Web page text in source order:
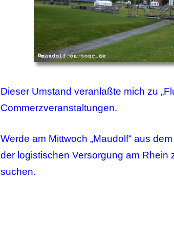
Dieser Umstand veranlaßte mich zu
Commerzveranstaltungen.
Werde am Mittwoch „Maudolf“ aus
der logistischen Versorgung am Rhein
suchen.